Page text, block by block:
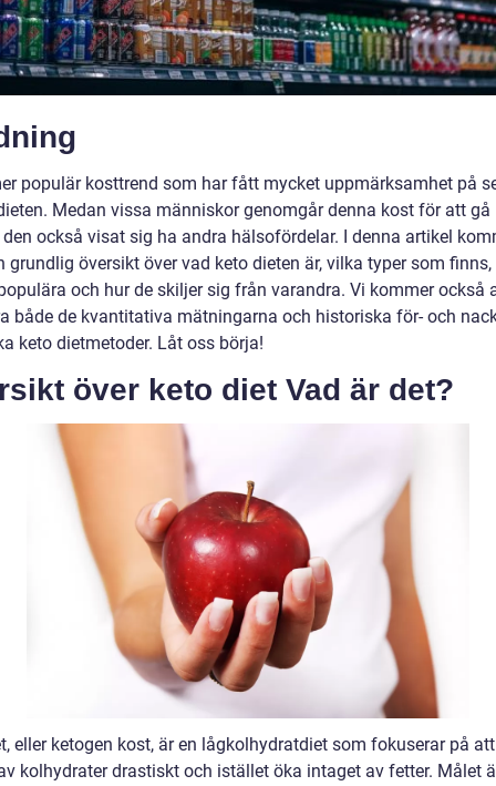
populär kosttrend som har fått mycket uppmärksamhet på
Medan vissa människor genomgår denna kost för att gå
också visat sig ha andra hälsofördelar. I denna artikel
grundlig översikt över vad keto dieten är, vilka typer som
och hur de skiljer sig från varandra. Vi kommer också
både de kvantitativa mätningarna och historiska för- och
keto dietmetoder. Låt oss börja!
över keto diet Vad är det?
eller ketogen kost, är en lågkolhydratdiet som fokuserar på
kolhydrater drastiskt och istället öka intaget av fetter. Målet